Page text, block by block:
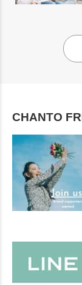
CHANTO